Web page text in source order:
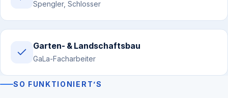
Spengler, Schlosser
Garten- & Landschaftsbau
GaLa-Facharbeiter
SO FUNKTIONIERT’S